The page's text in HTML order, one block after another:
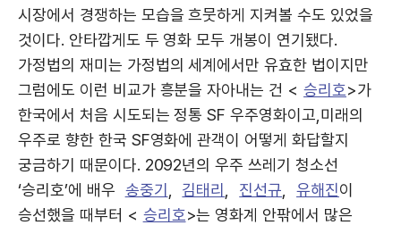
시장에서 경쟁하는 모습을 흐뭇하게 지켜볼 수도 있었을
것이다. 안타깝게도 두 영화 모두 개봉이 연기됐다.
가정법의 재미는 가정법의 세계에서만 유효한 법이지만
그럼에도 이런 비교가 흥분을 자아내는 건 < 승리호>가
한국에서 처음 시도되는 정통 SF 우주영화이고,미래의
우주로 향한 한국 SF영화에 관객이 어떻게 화답할지
궁금하기 때문이다. 2092년의 우주 쓰레기 청소선
‘승리호’에 배우 송중기 김태리 진선규 유해진이
승선했을 때부터 < 승리호>는 영화계 안팎에서 많은